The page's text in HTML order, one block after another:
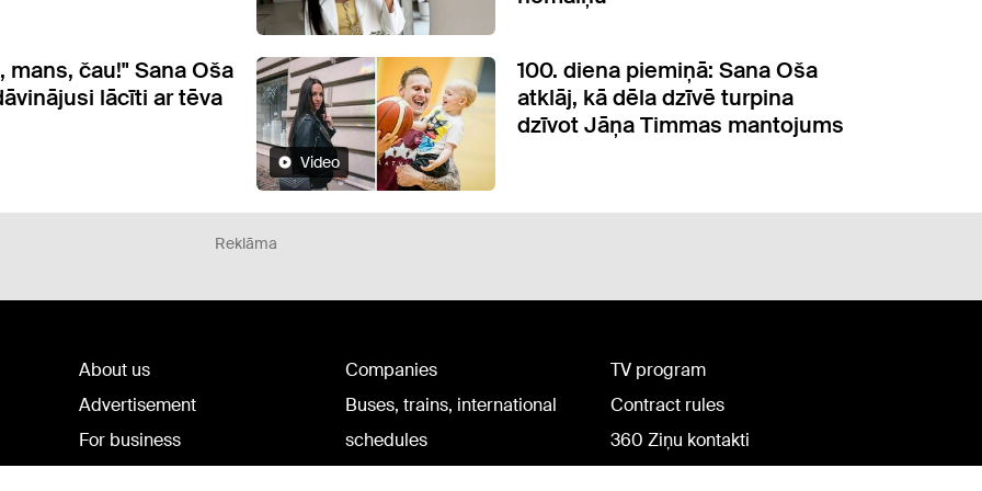
mans, čau!" Sana Oša
lācīti ar tēva
Video
100. diena piemiņā: Sana Oša
atklāj, kā dēla dzīvē turpina
dzīvot Jāņa Timmas mantojums
Reklāma
About us
Advertisement
For business
Companies
Buses, trains, international
schedules
TV program
Contract rules
360 Ziņu kontakti